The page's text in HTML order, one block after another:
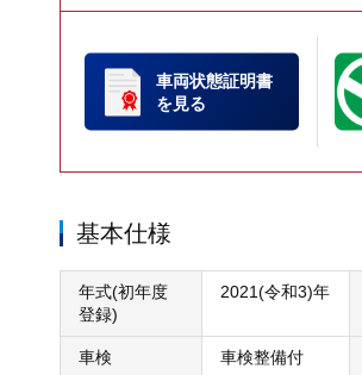
車両状態証明書
を見る
基本仕様
年式(初年度
登録)
2021(令和3)年
車検 車検整備付